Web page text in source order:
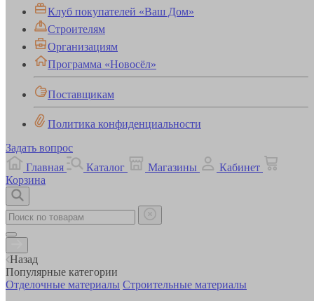
Клуб покупателей «Ваш Дом»
Строителям
Организациям
Программа «Новосёл»
Поставщикам
Политика конфиденциальности
Задать вопрос
Главная
Каталог Магазины
Кабинет
Корзина
Назад
Популярные категории
Отделочные материалы Строительные материалы